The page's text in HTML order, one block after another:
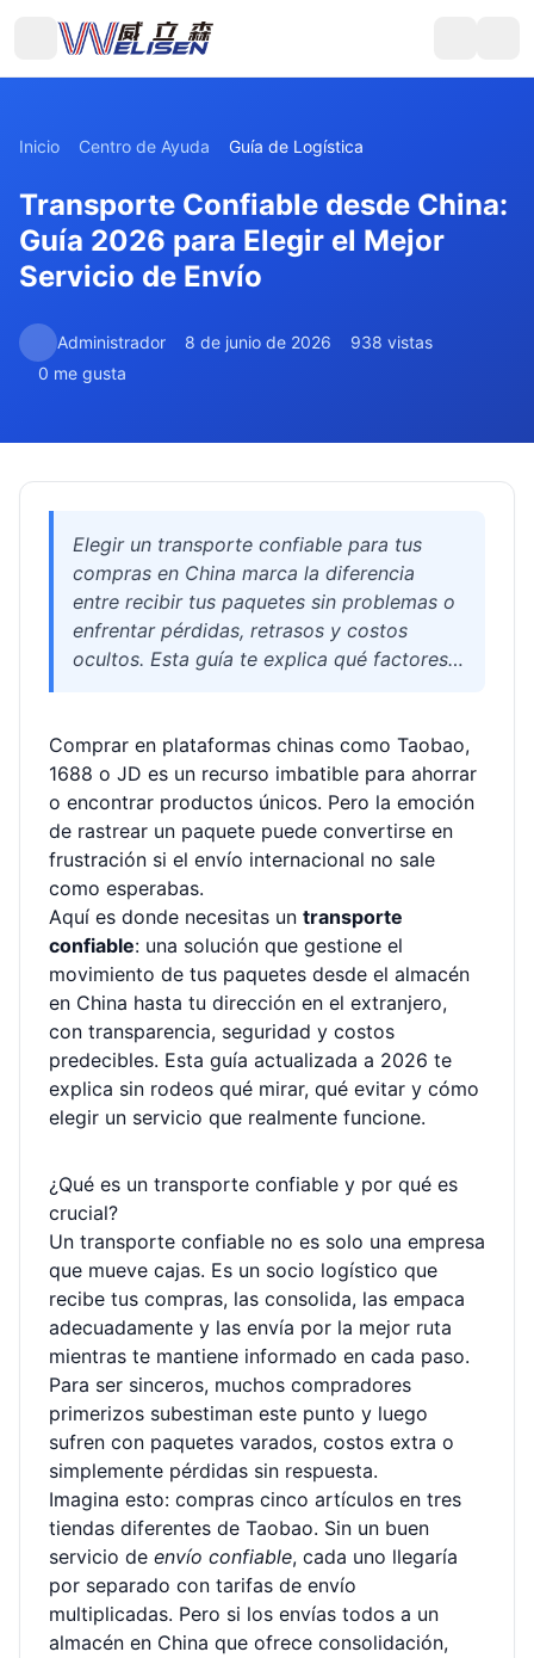
Inicio Centro de Ayuda Guía de Logística
Transporte Confiable desde China:
Guía 2026 para Elegir el Mejor
Servicio de Envío
Administrador 8 de junio de 2026
938 vistas
0 me gusta
Elegir un transporte confiable para tus
compras en China marca la diferencia
entre recibir tus paquetes sin problemas o
enfrentar pérdidas, retrasos y costos
ocultos. Esta guía te explica qué factores
rutas más usadas y te da recomendaciones
prácticas para enviar desde plataformas
como Taobao o 1688. Descubre cómo un
servicio de logística internacional fiable
simplifica el proceso y por qué Welisen es
una opción sólida para compradores
hispanohablantes en 2026.
Comprar en plataformas chinas como Taobao,
1688 o JD es un recurso imbatible para ahorrar
o encontrar productos únicos. Pero la emoción
de rastrear un paquete puede convertirse en
frustración si el envío internacional no sale
como esperabas.
Aquí es donde necesitas un transporte
confiable: una solución que gestione el
movimiento de tus paquetes desde el almacén
en China hasta tu dirección en el extranjero,
con transparencia, seguridad y costos
predecibles. Esta guía actualizada a 2026 te
explica sin rodeos qué mirar, qué evitar y cómo
elegir un servicio que realmente funcione.
¿Qué es un transporte confiable y por qué es
crucial?
Un transporte confiable no es solo una empresa
que mueve cajas. Es un socio logístico que
recibe tus compras, las consolida, las empaca
adecuadamente y las envía por la mejor ruta
mientras te mantiene informado en cada paso.
Para ser sinceros, muchos compradores
primerizos subestiman este punto y luego
sufren con paquetes varados, costos extra o
simplemente pérdidas sin respuesta.
Imagina esto: compras cinco artículos en tres
tiendas diferentes de Taobao. Sin un buen
servicio de envío confiable, cada uno llegaría
por separado con tarifas de envío
multiplicadas. Pero si los envías todos a un
almacén en China que ofrece consolidación,